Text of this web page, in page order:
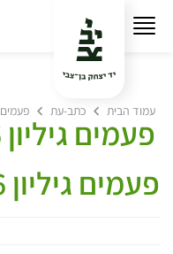
עמוד הבית כתב-עת פעמים
פעמים גיליון 16
פעמים גיליון 16